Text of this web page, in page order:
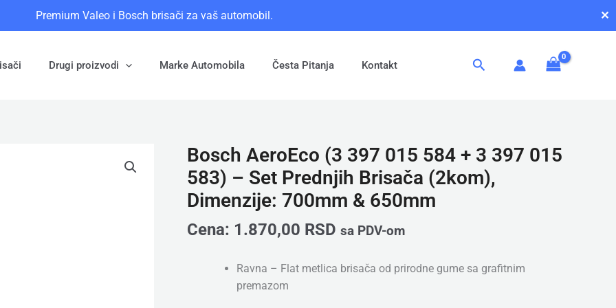
Premium Valeo i Bosch brisači za vaš automobil. ✕
Drugi proizvodi Marke Automobila Česta Pitanja Kontakt Pretraga
Bosch AeroEco (3 397 015 584 + 3 397 015
583) – Set Prednjih Brisača (2kom),
Dimenzije: 700mm & 650mm
Cena: 1.870,00 RSD sa PDV-om
Ravna – Flat metlica brisača od prirodne gume sa grafitnim
premazom
Bosch
AeroEco
(3
397
015
584